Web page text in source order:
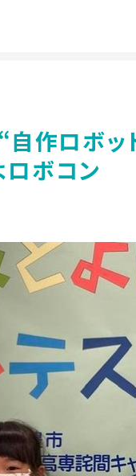
作ロボ
ロボコン